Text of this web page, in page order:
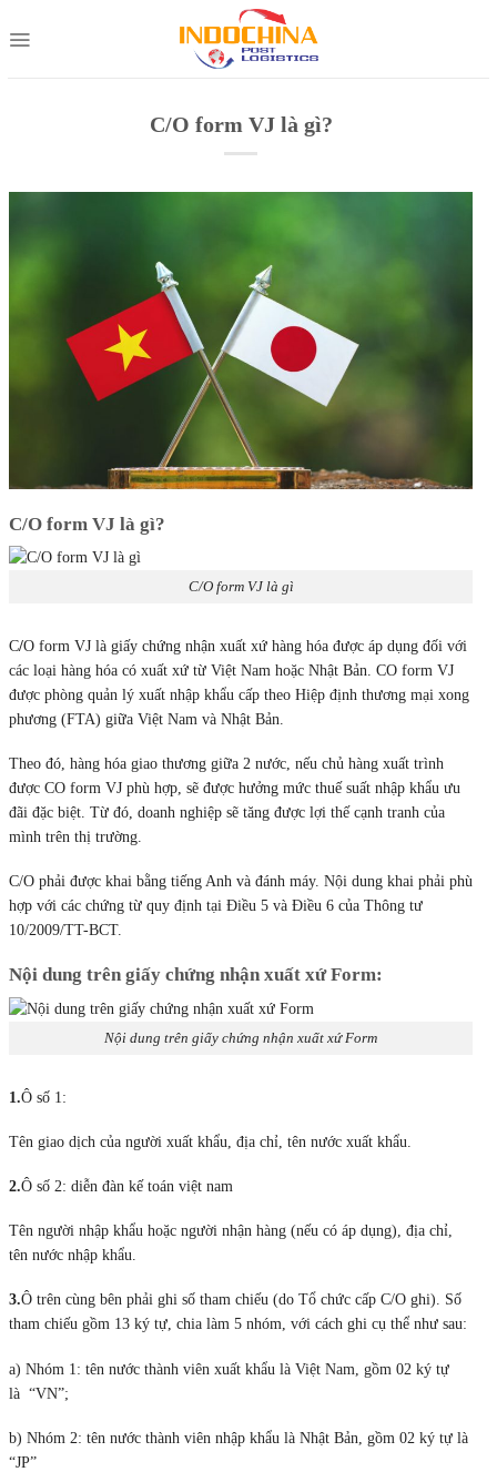
to
C/O form VJ là gì?
C/O form VJ là gì?
C/O form VJ là gì
C/O form VJ là giấy chứng nhận xuất xứ hàng hóa được áp dụng đối với
các loại hàng hóa có xuất xứ từ Việt Nam hoặc Nhật Bản. CO form VJ
được phòng quản lý xuất nhập khẩu cấp theo Hiệp định thương mại xong
phương (FTA) giữa Việt Nam và Nhật Bản.
Theo đó, hàng hóa giao thương giữa 2 nước, nếu chủ hàng xuất trình
được CO form VJ phù hợp, sẽ được hưởng mức thuế suất nhập khẩu ưu
đãi đặc biệt. Từ đó, doanh nghiệp sẽ tăng được lợi thế cạnh tranh của
mình trên thị trường.
C/O phải được khai bằng tiếng Anh và đánh máy. Nội dung khai phải phù
hợp với các chứng từ quy định tại Điều 5 và Điều 6 của Thông tư
10/2009/TT-BCT.
Nội dung trên giấy chứng nhận xuất xứ Form:
Nội dung trên giấy chứng nhận xuất xứ Form
1.Ô số 1:
Tên giao dịch của người xuất khẩu, địa chỉ, tên nước xuất khẩu.
2.Ô số 2: diễn đàn kế toán việt nam
Tên người nhập khẩu hoặc người nhận hàng (nếu có áp dụng), địa chỉ,
tên nước nhập khẩu.
3.Ô trên cùng bên phải ghi số tham chiếu (do Tổ chức cấp C/O ghi). Số
tham chiếu gồm 13 ký tự, chia làm 5 nhóm, với cách ghi cụ thể như sau:
a) Nhóm 1: tên nước thành viên xuất khẩu là Việt Nam, gồm 02 ký tự
là “VN”;
b) Nhóm 2: tên nước thành viên nhập khẩu là Nhật Bản, gồm 02 ký tự là
“JP”